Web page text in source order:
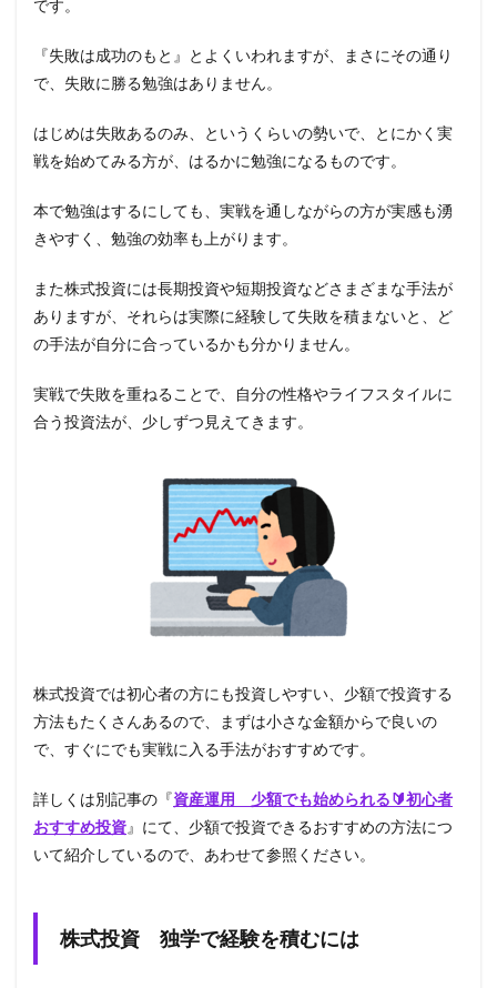
です。
『失敗は成功のもと』とよくいわれますが、まさにその通り
で、失敗に勝る勉強はありません。
はじめは失敗あるのみ、というくらいの勢いで、とにかく実
戦を始めてみる方が、はるかに勉強になるものです。
本で勉強はするにしても、実戦を通しながらの方が実感も湧
きやすく、勉強の効率も上がります。
また株式投資には長期投資や短期投資などさまざまな手法が
ありますが、それらは実際に経験して失敗を積まないと、ど
の手法が自分に合っているかも分かりません。
実戦で失敗を重ねることで、自分の性格やライフスタイルに
合う投資法が、少しずつ見えてきます。
株式投資では初心者の方にも投資しやすい、少額で投資する
方法もたくさんあるので、まずは小さな金額からで良いの
で、すぐにでも実戦に入る手法がおすすめです。
詳しくは別記事の『資産運用 少額でも始められる🔰初心者
おすすめ投資』にて、少額で投資できるおすすめの方法につ
いて紹介しているので、あわせて参照ください。
株式投資 独学で経験を積むには